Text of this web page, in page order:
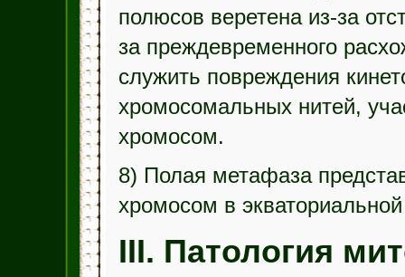
полюсов веретена из-за
за преждевременного
служить повреждения
хромосомальных нитей,
хромосом.
8) Полая метафаза
хромосом в
III. Патология